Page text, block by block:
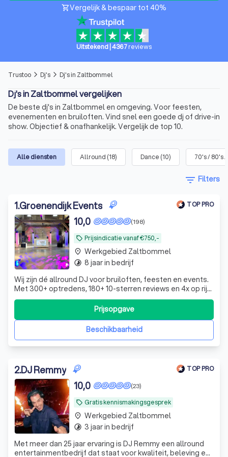
shopping_cartVergelijk & bespaar tot 40%
Uitstekend 4367reviews
Trustoo arrow_forward_ios Dj's arrow_forward_ios Dj's in Zaltbommel
Dj's in Zaltbommel vergelijken
De beste dj's in Zaltbommel en omgeving. Voor feesten,
evenementen en bruiloften. Vind snel een goede dj of drive-in
show. Objectief & onafhankelijk. Vergelijk de top 10.
Alle diensten Allround (18) Dance (10) 70's / 80's
filter_list Filters
1.Groenendijk Events TOP PRO
local_offer Prijsindicatie vanaf €750,-
(198)
10,0
Wij zijn dé allround DJ voor bruiloften, feesten en events.
Met 300+ optredens, 180+ 10-sterren reviews en 4x op rij
verkozen tot beste allround DJ op Trustoo, wordt elk
Beschikbaarheid
Prijsopgave
place Werkgebied Zaltbommel
timelapse 8 jaar in bedrijf
2.DJ Remmy TOP PRO
local_offer Gratis kennismakingsgesprek
(23)
10,0
Met meer dan 25 jaar ervaring is DJ Remmy een allround
entertainmentbedrijf dat staat voor kwaliteit, beleving en
place Werkgebied Zaltbommel
timelapse 3 jaar in bedrijf